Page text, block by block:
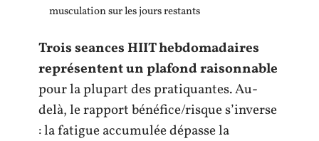
musculation sur les jours restants
Trois seances HIIT hebdomadaires
représentent un plafond raisonnable
pour la plupart des pratiquantes. Au-
delà, le rapport bénéfice/risque s’inverse
: la fatigue accumulée dépasse la